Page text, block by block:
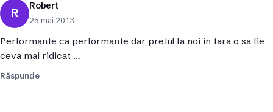
R Robert
25 mai 2013
Performante ca performante dar pretul la noi in tara o sa fie
ceva mai ridicat …
Răspunde